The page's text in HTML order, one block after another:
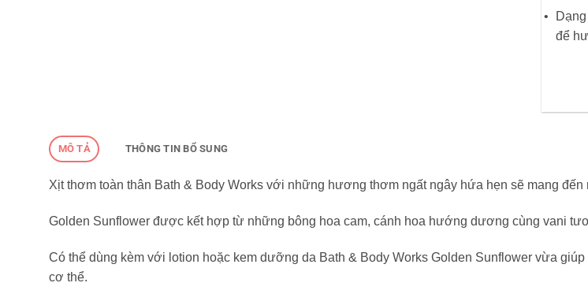
để
MÔ TẢ THÔNG TIN BỔ SUNG
Xịt thơm toàn thân Bath & Body Works với những hương thơm ngất ngây hứa hẹn sẽ mang
Golden Sunflower được kết hợp từ những bông hoa cam, cánh hoa hướng dương cùng vani
Có thể dùng kèm với lotion hoặc kem dưỡng da Bath & Body Works Golden Sunflower vừa
cơ thể.